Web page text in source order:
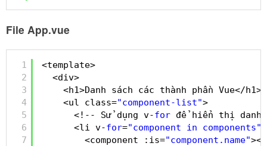
File App.vue
1
2
3
4
5
6
7
<template>
<div>
<h1>Danh sách các thành phần Vue</h1>
<ul class="component-list">
<!-- Sử dụng v-for để hiển thị danh
<li v-for="component in components"
<component :is="component.name"